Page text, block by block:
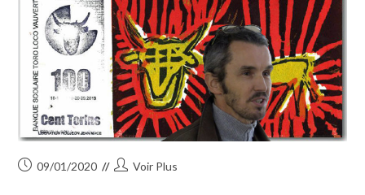
Publication
09/01/2020
Auteur/autrice
Voir Plus